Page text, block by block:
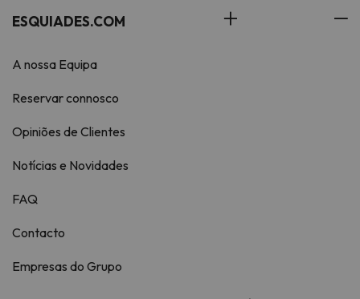
ESQUIADES.COM
A nossa Equipa
Reservar connosco
Opiniões de Clientes
Notícias e Novidades
FAQ
Contacto
Empresas do Grupo